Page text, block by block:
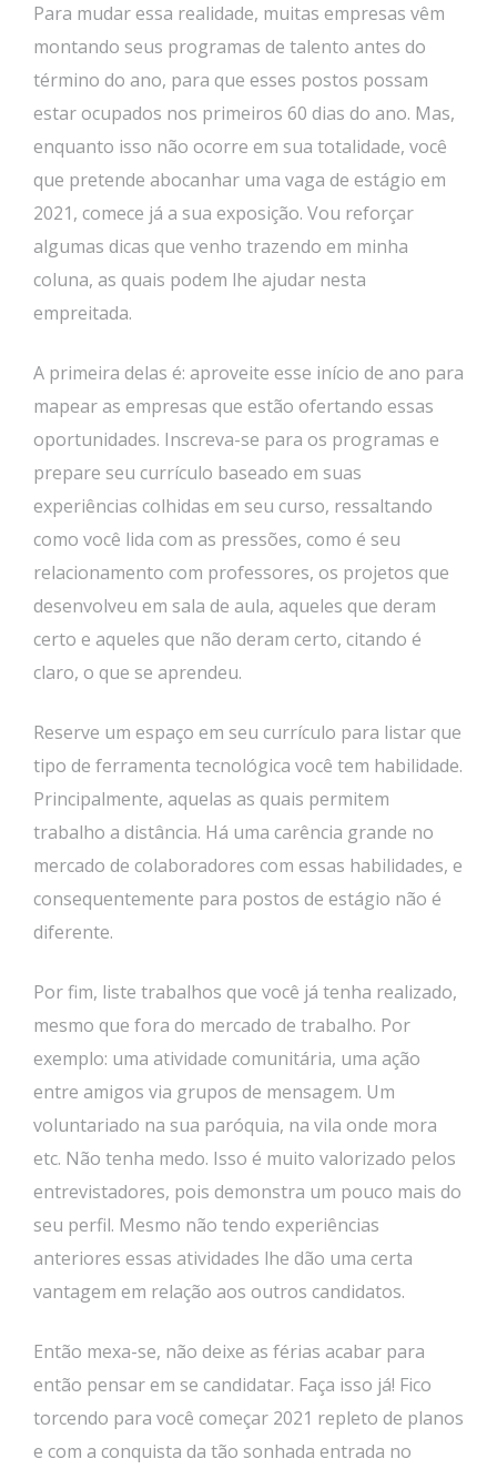
Para mudar essa realidade, muitas empresas vêm
montando seus programas de talento antes do
término do ano, para que esses postos possam
estar ocupados nos primeiros 60 dias do ano. Mas,
enquanto isso não ocorre em sua totalidade, você
que pretende abocanhar uma vaga de estágio em
2021, comece já a sua exposição. Vou reforçar
algumas dicas que venho trazendo em minha
coluna, as quais podem lhe ajudar nesta
empreitada.
A primeira delas é: aproveite esse início de ano para
mapear as empresas que estão ofertando essas
oportunidades. Inscreva-se para os programas e
prepare seu currículo baseado em suas
experiências colhidas em seu curso, ressaltando
como você lida com as pressões, como é seu
relacionamento com professores, os projetos que
desenvolveu em sala de aula, aqueles que deram
certo e aqueles que não deram certo, citando é
claro, o que se aprendeu.
Reserve um espaço em seu currículo para listar que
tipo de ferramenta tecnológica você tem habilidade.
Principalmente, aquelas as quais permitem
trabalho a distância. Há uma carência grande no
mercado de colaboradores com essas habilidades, e
consequentemente para postos de estágio não é
diferente.
Por fim, liste trabalhos que você já tenha realizado,
mesmo que fora do mercado de trabalho. Por
exemplo: uma atividade comunitária, uma ação
entre amigos via grupos de mensagem. Um
voluntariado na sua paróquia, na vila onde mora
etc. Não tenha medo. Isso é muito valorizado pelos
entrevistadores, pois demonstra um pouco mais do
seu perfil. Mesmo não tendo experiências
anteriores essas atividades lhe dão uma certa
vantagem em relação aos outros candidatos.
Então mexa-se, não deixe as férias acabar para
então pensar em se candidatar. Faça isso já! Fico
torcendo para você começar 2021 repleto de planos
e com a conquista da tão sonhada entrada no